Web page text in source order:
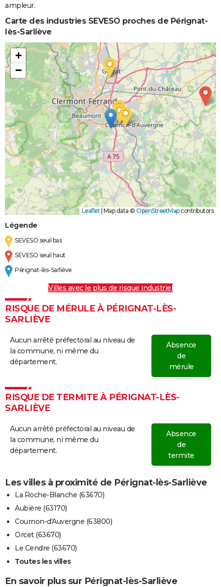
ampleur.
Carte des industries SEVESO proches de Pérignat-
lès-Sarliève
+
−
Leaflet | Map data © OpenStreetMapcontributors
Légende
SEVESO seuil bas
SEVESO seuil haut
Pérignat-lès-Sarliève
Villes avec le plus de risque industriel
RISQUE DE MÉRULE À PÉRIGNAT-LÈS-
SARLIÈVE
Aucun arrêté préfectoral au niveau de
la commune, ni même du
département.
Absence
de
mérule
RISQUE DE TERMITE À PÉRIGNAT-LÈS-
SARLIÈVE
Aucun arrêté préfectoral au niveau de
la commune, ni même du
département.
Absence
de
termite
Les villes à proximité de Pérignat-lès-Sarliève
La Roche-Blanche (63670)
Aubière (63170)
Cournon-d'Auvergne (63800)
Orcet (63670)
Le Cendre (63670)
Toutes les villes
En savoir plus sur Pérignat-lès-Sarliève